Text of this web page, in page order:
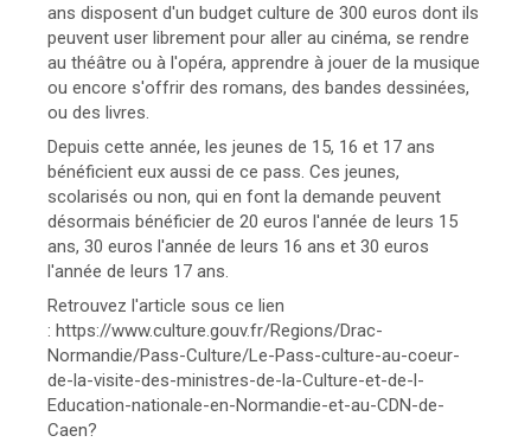
ans disposent d'un budget culture de 300 euros dont ils
peuvent user librement pour aller au cinéma, se rendre
au théâtre ou à l'opéra, apprendre à jouer de la musique
ou encore s'offrir des romans, des bandes dessinées,
ou des livres.
Depuis cette année, les jeunes de 15, 16 et 17 ans
bénéficient eux aussi de ce pass. Ces jeunes,
scolarisés ou non, qui en font la demande peuvent
désormais bénéficier de 20 euros l'année de leurs 15
ans, 30 euros l'année de leurs 16 ans et 30 euros
l'année de leurs 17 ans.
Retrouvez l'article sous ce lien
: https://www.culture.gouv.fr/Regions/Drac-
Normandie/Pass-Culture/Le-Pass-culture-au-coeur-
de-la-visite-des-ministres-de-la-Culture-et-de-l-
Education-nationale-en-Normandie-et-au-CDN-de-
Caen?